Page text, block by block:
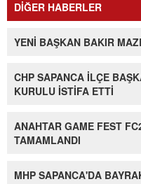
DİĞER HABERLER
YENİ BAŞKAN BAKIR
CHP SAPANCA İLÇE
KURULU İSTİFA ETTİ
ANAHTAR GAME FEST
TAMAMLANDI
MHP SAPANCA'DA